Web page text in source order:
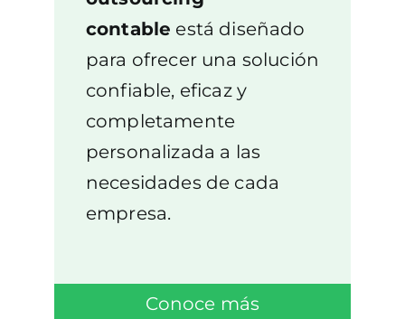
contable está diseñado
para ofrecer una solución
confiable, eficaz y
completamente
personalizada a las
necesidades de cada
empresa.
Conoce más